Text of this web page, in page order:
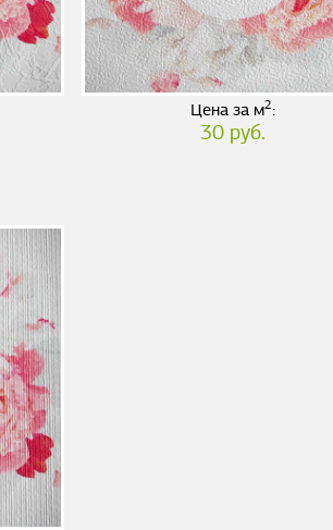
Цена за м2:
30 руб.